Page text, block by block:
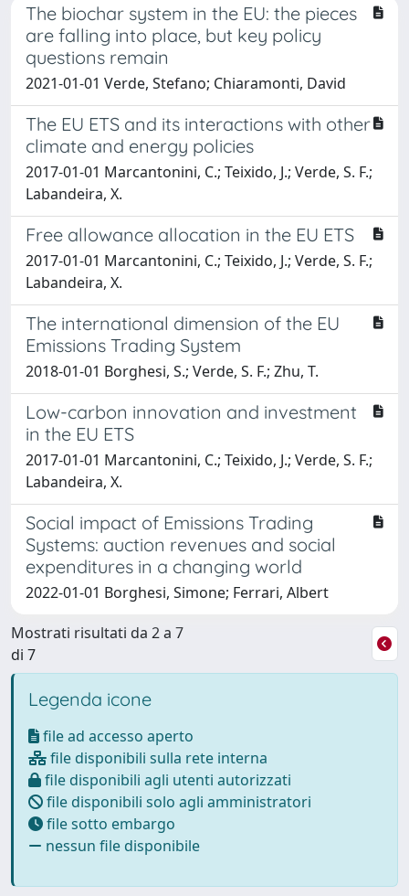
The biochar system in the EU: the pieces
are falling into place, but key policy
questions remain
2021-01-01 Verde, Stefano; Chiaramonti, David
The EU ETS and its interactions with other
climate and energy policies
2017-01-01 Marcantonini, C.; Teixido, J.; Verde, S. F.;
Labandeira, X.
Free allowance allocation in the EU ETS
2017-01-01 Marcantonini, C.; Teixido, J.; Verde, S. F.;
Labandeira, X.
The international dimension of the EU
Emissions Trading System
2018-01-01 Borghesi, S.; Verde, S. F.; Zhu, T.
Low-carbon innovation and investment
in the EU ETS
2017-01-01 Marcantonini, C.; Teixido, J.; Verde, S. F.;
Labandeira, X.
Social impact of Emissions Trading
Systems: auction revenues and social
expenditures in a changing world
2022-01-01 Borghesi, Simone; Ferrari, Albert
Mostrati risultati da 2 a 7
di 7
Legenda icone
file ad accesso aperto
file disponibili sulla rete interna
file disponibili agli utenti autorizzati
file disponibili solo agli amministratori
file sotto embargo
nessun file disponibile